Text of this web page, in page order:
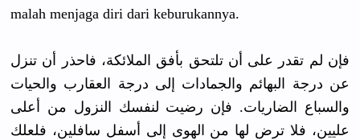
malah menjaga diri dari keburukannya.
فإن لم تقدر على أن تلتحق بأفق الملائكة، فاحذر أن تنزل
عن درجة البهائم والجمادات إلى درجة العقارب والحيات
والسباع الضاريات. فإن رضيت لنفسك النزول من أعلى
عليين، فلا ترض لها من الهوى إلى أسفل سافلين، فلعلك